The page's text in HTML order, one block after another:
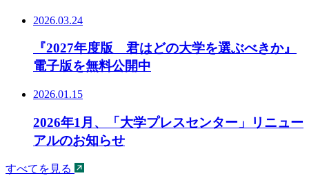
2026.03.24
『2027年度版 君はどの大学を選ぶべきか』
電子版を無料公開中
2026.01.15
2026年1月、「大学プレスセンター」リニュー
アルのお知らせ
すべてを見る